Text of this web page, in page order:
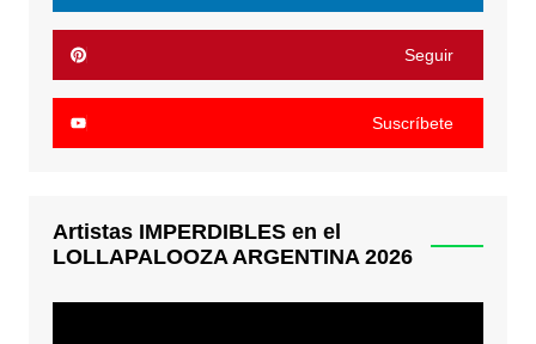
Seguir
Suscríbete
Artistas IMPERDIBLES en el
LOLLAPALOOZA ARGENTINA 2026